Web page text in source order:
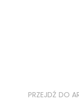
PRZEJDŹ DO